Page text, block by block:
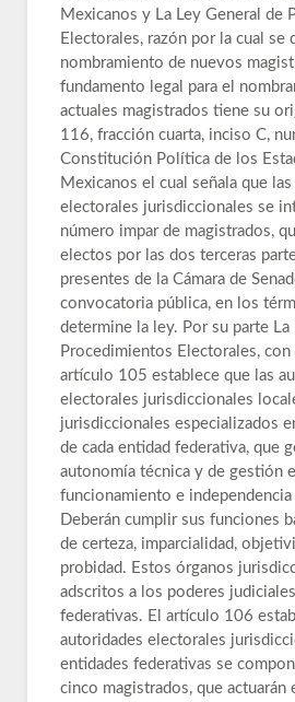
Mexicanos y La Ley General de
Electorales, razón por la cual se
nombramiento de nuevos
fundamento legal para el
actuales magistrados tiene su
116, fracción cuarta, inciso C,
Constitución Política de los
Mexicanos el cual señala que
electorales jurisdiccionales se
número impar de magistrados,
electos por las dos terceras
presentes de la Cámara de
convocatoria pública, en los
determine la ley. Por su parte La
Procedimientos Electorales, con
artículo 105 establece que las
electorales jurisdiccionales
jurisdiccionales especializados
de cada entidad federativa, que
autonomía técnica y de gestión
funcionamiento e
Deberán cumplir sus funciones
de certeza, imparcialidad,
probidad. Estos órganos
adscritos a los poderes
federativas. El artículo 106
autoridades electorales
entidades federativas se
cinco magistrados, que actuarán